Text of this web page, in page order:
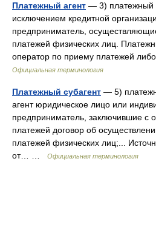
Платежный агент — 3) платежный
исключением кредитной
предприниматель,
платежей физических лиц.
оператор по приему платежей
Официальная терминология
Платежный субагент — 5)
агент юридическое лицо или
предприниматель, заключившие с
платежей договор об
платежей физических лиц;...
от… …
Официальная терминология